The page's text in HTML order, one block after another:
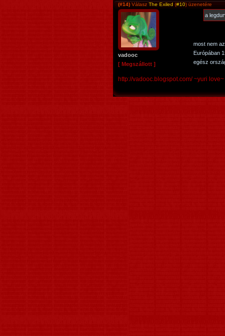
(#14) Válasz The Exiled (#10) üzenetére
vadooc
[ Megszállott ]
a
most nem
Európában
egész
http://vadooc.blogspot.com/ ~yuri love~